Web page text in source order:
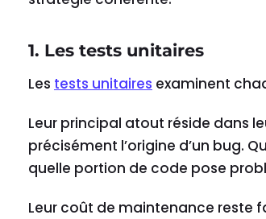
1. Les tests unitaires
Les tests unitaires examinent
Leur principal atout réside dans
précisément l’origine d’un bug.
quelle portion de code pose
Leur coût de maintenance reste